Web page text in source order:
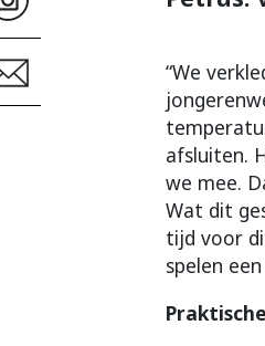
“We
afsluiten.
we mee.
Wat dit
tijd voor
spelen